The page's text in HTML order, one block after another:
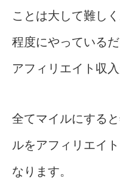
ことは大して難し
程度にやっている
アフィリエイト収入
全てマイルにする
ルをアフィリエイ
なります。